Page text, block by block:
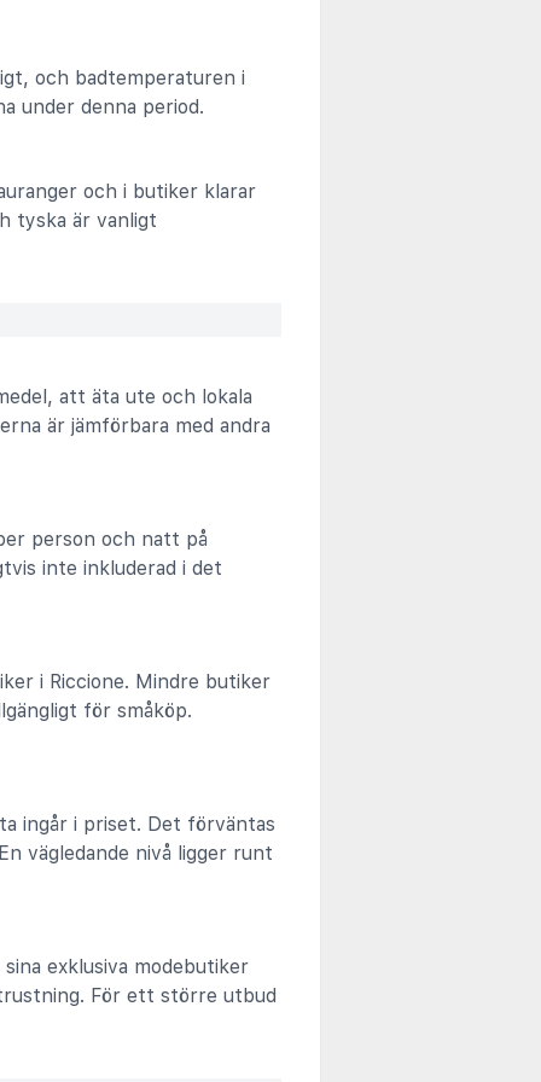
och badtemperaturen i
under denna period.
och i butiker klarar
tyska är vanligt
att äta ute och lokala
är jämförbara med andra
person och natt på
inte inkluderad i det
i Riccione. Mindre butiker
för småköp.
ingår i priset. Det förväntas
vägledande nivå ligger runt
exklusiva modebutiker
För ett större utbud